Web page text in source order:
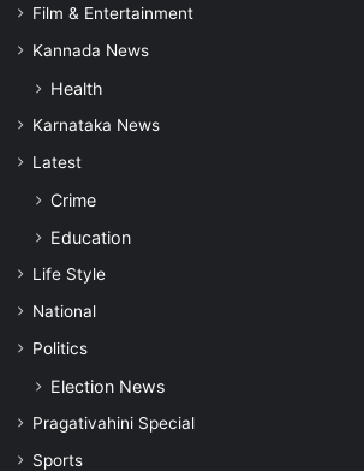
Film & Entertainment
Kannada News
Health
Karnataka News
Latest
Crime
Education
Life Style
National
Politics
Election News
Pragativahini Special
Sports